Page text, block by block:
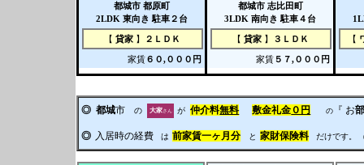
都城市 都原町
2LDK 東向き 駐車２台
【貸家 】 ２ＬＤＫ
家賃６０,０００円
都城市 志比田町
3LDK 南向き 駐車４台
【貸家 】 ３ＬＤＫ
家賃５７,０００円
【
◎ 都城市 の 大家さん が 仲介料無料 敷金礼金 ０円 の 『 お
◎ 入居時の経費 は 前家賃一ヶ月分 と 家財保険料 だけです。